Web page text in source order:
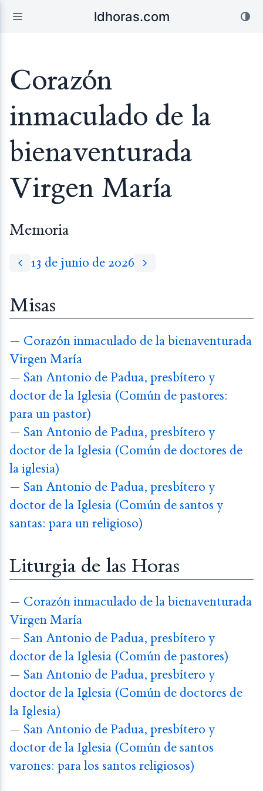
ldhoras.com
Corazón
inmaculado de la
bienaventurada
Virgen María
Memoria
13 de junio de 2026
Misas
— Corazón inmaculado de la bienaventurada
Virgen María
— San Antonio de Padua, presbítero y
doctor de la Iglesia (Común de pastores:
para un pastor)
— San Antonio de Padua, presbítero y
doctor de la Iglesia (Común de doctores de
la iglesia)
— San Antonio de Padua, presbítero y
doctor de la Iglesia (Común de santos y
santas: para un religioso)
Liturgia de las Horas
— Corazón inmaculado de la bienaventurada
Virgen María
— San Antonio de Padua, presbítero y
doctor de la Iglesia (Común de pastores)
— San Antonio de Padua, presbítero y
doctor de la Iglesia (Común de doctores de
la Iglesia)
— San Antonio de Padua, presbítero y
doctor de la Iglesia (Común de santos
varones: para los santos religiosos)